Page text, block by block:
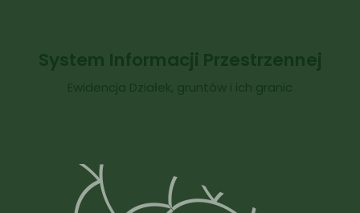
System Informacji Przestrzennej
Ewidencja Działek, gruntów i ich granic